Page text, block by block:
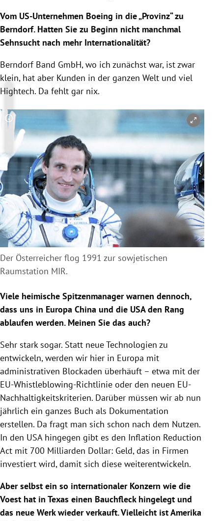
Vom US-Unternehmen Boeing in die „Provinz“ zu
Berndorf. Hatten Sie zu Beginn nicht manchmal
Sehnsucht nach mehr Internationalität?
Berndorf Band GmbH, wo ich zunächst war, ist zwar
klein, hat aber Kunden in der ganzen Welt und viel
Hightech. Da fehlt gar nix.
Copyright-Hinweis öffnen/schließen
Der Österreicher flog 1991 zur sowjetischen
Raumstation MIR.
Viele heimische Spitzenmanager warnen dennoch,
dass uns in Europa China und die USA den Rang
ablaufen werden. Meinen Sie das auch?
Sehr stark sogar. Statt neue Technologien zu
entwickeln, werden wir hier in Europa mit
administrativen Blockaden überhäuft – etwa mit der
EU-Whistleblowing-Richtlinie oder den neuen EU-
Nachhaltigkeitskriterien. Darüber müssen wir ab nun
jährlich ein ganzes Buch als Dokumentation
erstellen. Da fragt man sich schon nach dem Nutzen.
In den USA hingegen gibt es den Inflation Reduction
Act mit 700 Milliarden Dollar: Geld, das in Firmen
investiert wird, damit sich diese weiterentwickeln.
Aber selbst ein so internationaler Konzern wie die
Voest hat in Texas einen Bauchfleck hingelegt und
das neue Werk wieder verkauft. Vielleicht ist Amerika